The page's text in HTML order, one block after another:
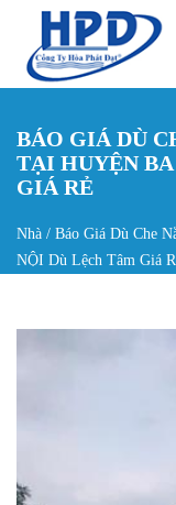
Nhảy đến nội dung
BÁO GIÁ DÙ
TẠI HUYỆN
GIÁ RẺ
Bạn đang ở
Nhà / Báo Giá Dù Che
NỘI Dù Lệch Tâm Giá